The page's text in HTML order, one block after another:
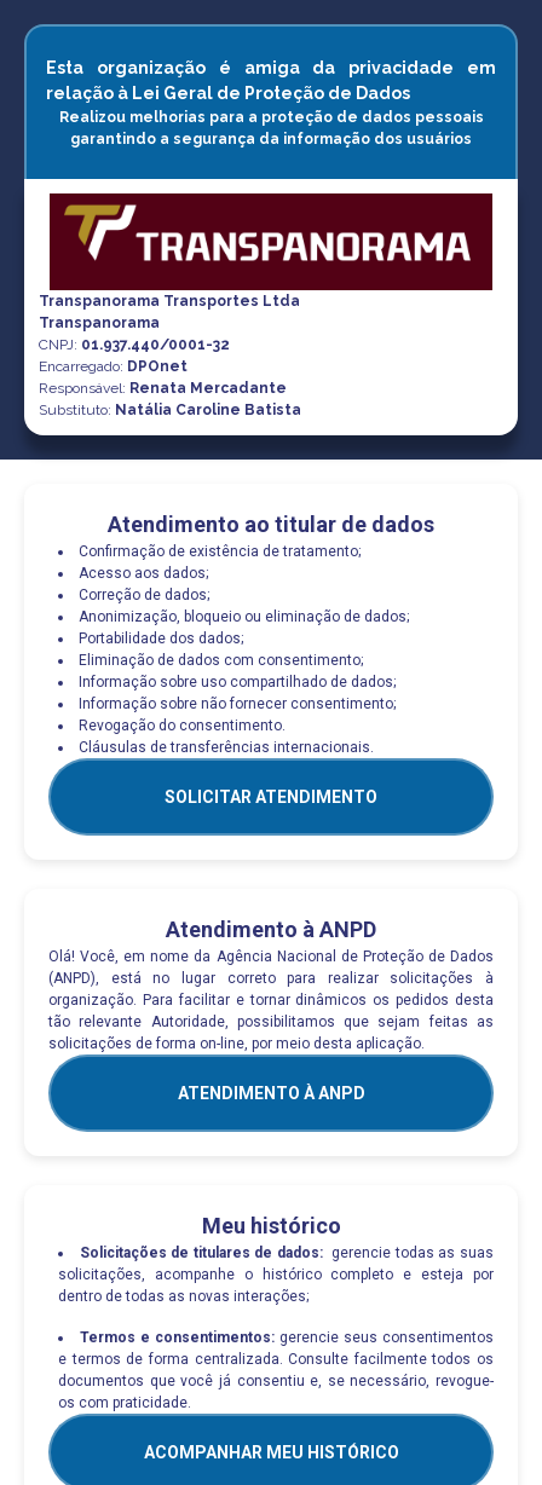
Esta organização é amiga da privacidade em
relação à Lei Geral de Proteção de Dados
Realizou melhorias para a proteção de dados pessoais
garantindo a segurança da informação dos usuários
Transpanorama Transportes Ltda
Transpanorama
CNPJ: 01.937.440/0001-32
Encarregado: DPOnet
Responsável: Renata Mercadante
Substituto: Natália Caroline Batista
Atendimento ao titular de dados
Confirmação de existência de tratamento;
Acesso aos dados;
Correção de dados;
Anonimização, bloqueio ou eliminação de dados;
Portabilidade dos dados;
Eliminação de dados com consentimento;
Informação sobre uso compartilhado de dados;
Informação sobre não fornecer consentimento;
Revogação do consentimento.
Cláusulas de transferências internacionais.
SOLICITAR ATENDIMENTO
Atendimento à ANPD
Olá! Você, em nome da Agência Nacional de Proteção de Dados
(ANPD), está no lugar correto para realizar solicitações à
organização. Para facilitar e tornar dinâmicos os pedidos desta
tão relevante Autoridade, possibilitamos que sejam feitas as
solicitações de forma on-line, por meio desta aplicação.
ATENDIMENTO À ANPD
Meu histórico
Solicitações de titulares de dados: gerencie todas as suas
solicitações, acompanhe o histórico completo e esteja por
dentro de todas as novas interações;
Termos e consentimentos: gerencie seus consentimentos
e termos de forma centralizada. Consulte facilmente todos os
documentos que você já consentiu e, se necessário, revogue-
os com praticidade.
ACOMPANHAR MEU HISTÓRICO